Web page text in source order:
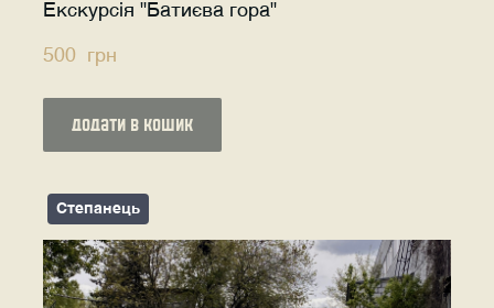
Екскурсія "Батиєва гора"
500  грн
додати в кошик
Степанець